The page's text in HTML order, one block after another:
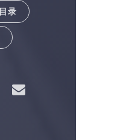
目录